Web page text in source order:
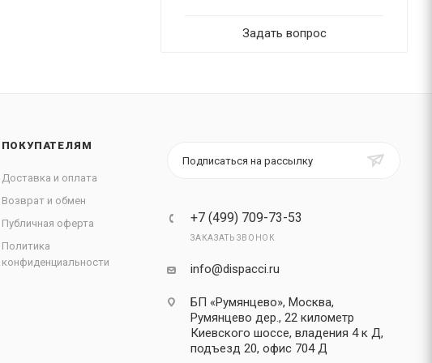
Задать вопрос
ПОКУПАТЕЛЯМ
Доставка и оплата
Возврат и обмен
Публичная оферта
Политика
конфиденциальности
Подписаться на рассылку
+7 (499) 709-73-53
ЗАКАЗАТЬ ЗВОНОК
info@dispacci.ru
БП «Румянцево», Москва,
Румянцево дер., 22 километр
Киевского шоссе, владения 4 к Д,
подъезд 20, офис 704 Д